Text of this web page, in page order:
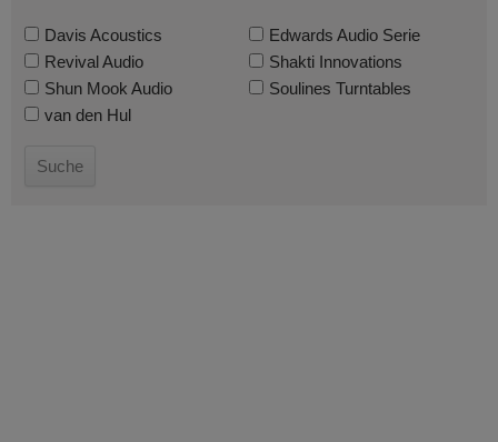
Davis Acoustics
Edwards Audio Serie
Revival Audio
Shakti Innovations
Shun Mook Audio
Soulines Turntables
van den Hul